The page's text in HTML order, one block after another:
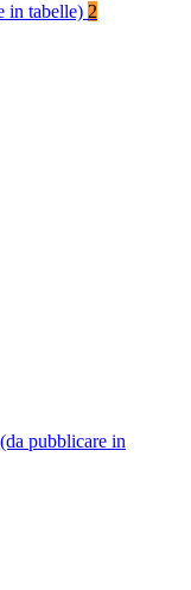
in tabelle) 2
pubblicare in